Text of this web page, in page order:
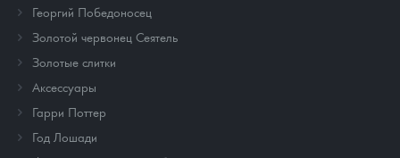
Георгий Победоносец
Золотой червонец Сеятель
Золотые слитки
Аксессуары
Гарри Поттер
Год Лошади